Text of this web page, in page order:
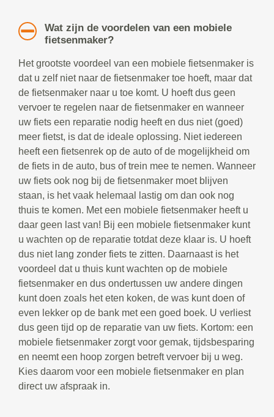
Wat zijn de voordelen van een mobiele
fietsenmaker?
Het grootste voordeel van een mobiele fietsenmaker is
dat u zelf niet naar de fietsenmaker toe hoeft, maar dat
de fietsenmaker naar u toe komt. U hoeft dus geen
vervoer te regelen naar de fietsenmaker en wanneer
uw fiets een reparatie nodig heeft en dus niet (goed)
meer fietst, is dat de ideale oplossing. Niet iedereen
heeft een fietsenrek op de auto of de mogelijkheid om
de fiets in de auto, bus of trein mee te nemen. Wanneer
uw fiets ook nog bij de fietsenmaker moet blijven
staan, is het vaak helemaal lastig om dan ook nog
thuis te komen. Met een mobiele fietsenmaker heeft u
daar geen last van! Bij een mobiele fietsenmaker kunt
u wachten op de reparatie totdat deze klaar is. U hoeft
dus niet lang zonder fiets te zitten. Daarnaast is het
voordeel dat u thuis kunt wachten op de mobiele
fietsenmaker en dus ondertussen uw andere dingen
kunt doen zoals het eten koken, de was kunt doen of
even lekker op de bank met een goed boek. U verliest
dus geen tijd op de reparatie van uw fiets. Kortom: een
mobiele fietsenmaker zorgt voor gemak, tijdsbesparing
en neemt een hoop zorgen betreft vervoer bij u weg.
Kies daarom voor een mobiele fietsenmaker en plan
direct uw afspraak in.